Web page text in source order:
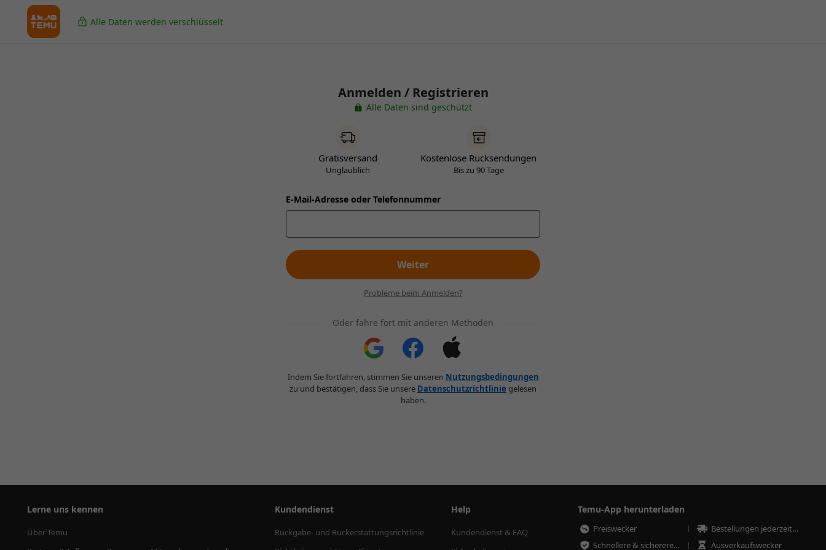
Alle Daten werden verschlüsselt
Anmelden / Registrieren
Alle Daten sind geschützt
Gratisversand
Unglaublich
Kostenlose Rücksendungen
Bis zu 90 Tage
E-Mail-Adresse oder Telefonnummer
Weiter
Probleme beim Anmelden?
Oder fahre fort mit anderen Methoden
Indem Sie fortfahren, stimmen Sie unseren Nutzungsbedingungen
zu und bestätigen, dass Sie unsere Datenschutzrichtlinie gelesen
haben.
Lerne uns kennen
Über Temu
Kundendienst
Rückgabe- und Rückerstattungsrichtlinie
Help
Kundendienst & FAQ
Temu-App herunterladen
Preiswecker
Bestellungen jederzeit nachverfolgen
Schnellere & sicherere Bestellungen
Ausverkaufswecker